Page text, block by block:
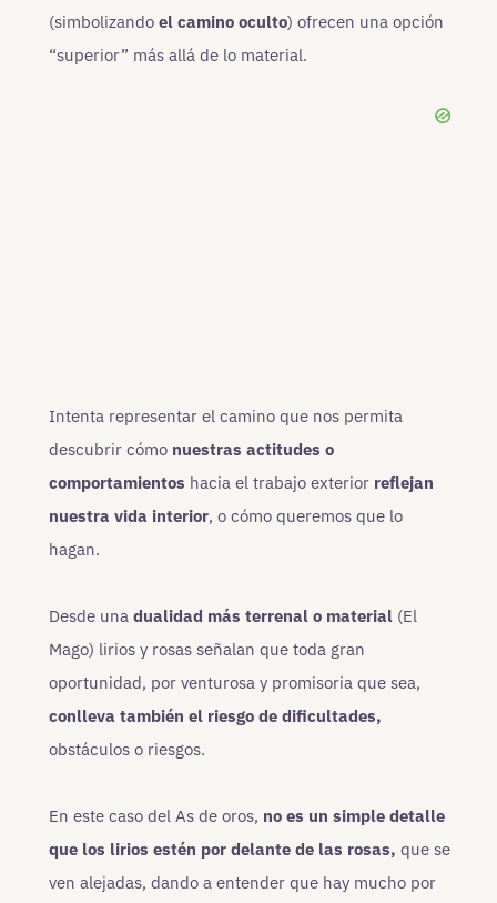
(simbolizando el camino oculto) ofrecen una opción
“superior” más allá de lo material.
Intenta representar el camino que nos permita
descubrir cómo nuestras actitudes o
comportamientos hacia el trabajo exterior reflejan
nuestra vida interior, o cómo queremos que lo
hagan.
Desde una dualidad más terrenal o material (El
Mago) lirios y rosas señalan que toda gran
oportunidad, por venturosa y promisoria que sea,
conlleva también el riesgo de dificultades,
obstáculos o riesgos.
En este caso del As de oros, no es un simple detalle
que los lirios estén por delante de las rosas, que se
ven alejadas, dando a entender que hay mucho por